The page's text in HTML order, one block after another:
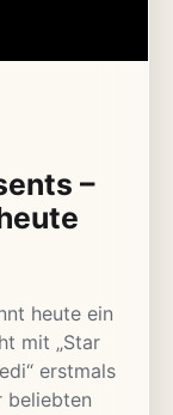
–
heute ein
mit „Star
erstmals
beliebten